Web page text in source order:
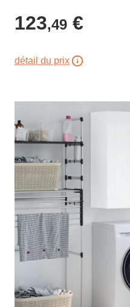
123,49 €
détail du prix